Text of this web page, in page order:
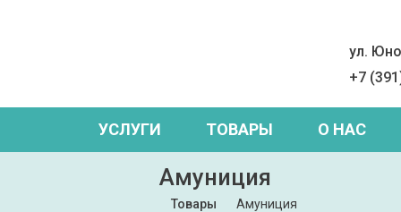
ул.
+7
УСЛУГИ ТОВАРЫ О НАС
Амуниция
Товары Амуниция